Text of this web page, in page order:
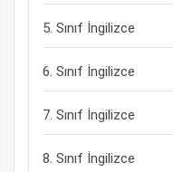
5. Sınıf İngilizce
6. Sınıf İngilizce
7. Sınıf İngilizce
8. Sınıf İngilizce